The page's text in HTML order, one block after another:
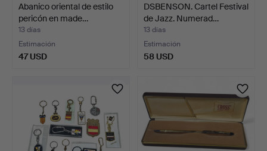
Abanico oriental de estilo
pericón en made…
13 días
Estimación
47 USD
DSBENSON. Cartel Festival
de Jazz. Numerad…
13 días
Estimación
58 USD